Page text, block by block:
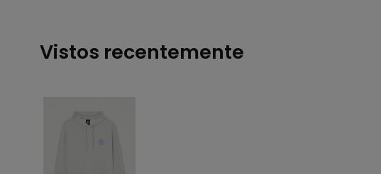
Vistos recentemente